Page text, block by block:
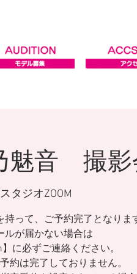
魅音 撮影
タジオZOOM
って、ご予約完了となりま
ルが届かない場合は
に必ずご連絡ください。
約は完了しておりません。